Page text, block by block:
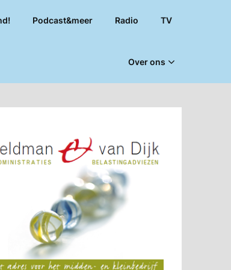
Podcast&meer Radio TV
Over ons